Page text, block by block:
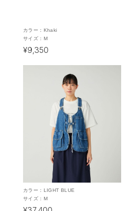
カラー： Khaki
サイズ： M
¥9,350
カラー： LIGHT BLUE
サイズ： M